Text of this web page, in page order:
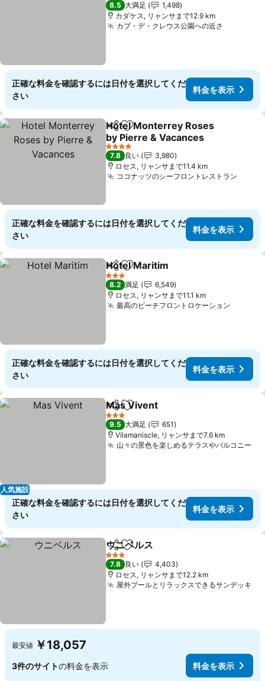
8.5 大満足
1,498
カダケス, リャンサまで12.9 km
カプ・デ・クレウス公園への近さ
正確な料金を確認するには日付を選択してくだ
さい
料金を表示
シェアお気に入りに追加
Hotel Monterrey Roses
by Pierre & Vacances
料金を表示
4 ホテルのランク
7.8 良い
3,980
ロセス, リャンサまで11.4 km
ココナッツのシーフロントレストラン
正確な料金を確認するには日付を選択してくだ
さい
料金を表示
シェアお気に入りに追加
Hotel Maritim
3 ホテルのランク
8.2 満足
6,549
ロセス, リャンサまで11.1 km
最高のビーチフロントロケーション
正確な料金を確認するには日付を選択してくだ
さい
料金を表示
人気施設
シェアお気に入りに追加
Mas Vivent
3 ホテルのランク
9.5 大満足
651
Vilamaniscle, リャンサまで7.6 km
山々の景色を楽しめるテラスやバルコニー
正確な料金を確認するには日付を選択してくだ
さい
料金を表示
シェアお気に入りに追加
ウニベルス
3 ホテルのランク
7.8 良い
4,403
ロセス, リャンサまで12.2 km
屋外プールとリラックスできるサンデッキ
最安値 ￥18,057
3件のサイトの料金を表示 料金を表示